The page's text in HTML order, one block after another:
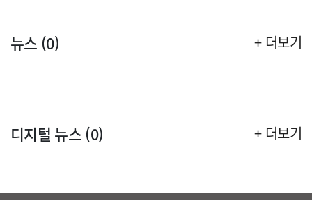
뉴스 (0) + 더보기
디지털 뉴스 (0) + 더보기